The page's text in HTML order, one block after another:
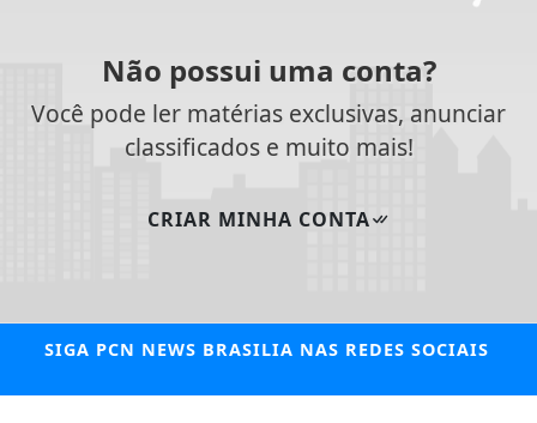
Não possui uma conta?
Você pode ler matérias exclusivas, anunciar
classificados e muito mais!
CRIAR MINHA CONTA
SIGA PCN NEWS BRASILIA NAS REDES SOCIAIS